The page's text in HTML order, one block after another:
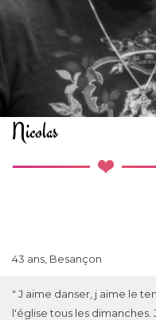
Nicolas
43 ans, Besançon
" J aime danser, j aime le
l'église tous les